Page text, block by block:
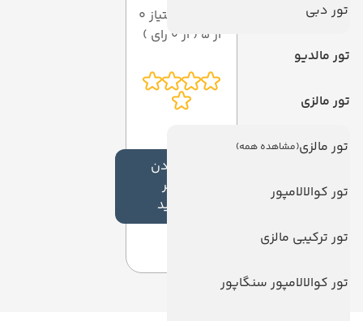
تور دبی
تور مالدیو
تور مالزی
تور مالزی(مشاهده همه)
تور کوالالامپور
تور ترکیبی مالزی
تور کوالالامپور سنگاپور
میانگین امتیاز 0
از 5 ( از 0 رای )
افزودن
نظر
جدید